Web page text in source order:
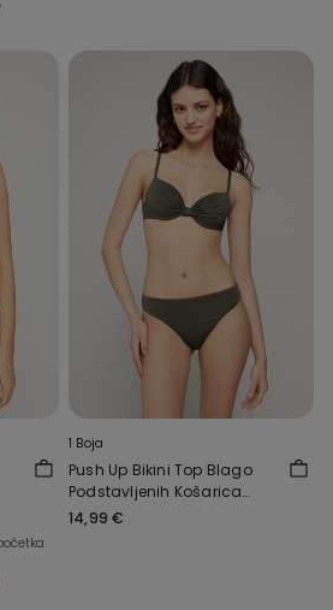
1 Boja
Push Up Bikini Top Blago
Podstavljenih Košarica
Timeless Look Verde Camo
14,99 €